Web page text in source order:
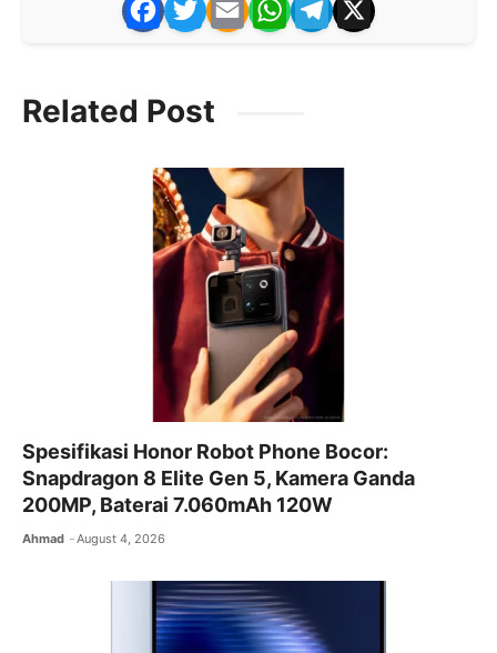
F
a
e
T
w
er
E
m
l
W
h
p
p
T
el
m
X
Related Post
Spesifikasi Honor Robot Phone Bocor:
Snapdragon 8 Elite Gen 5, Kamera Ganda
200MP, Baterai 7.060mAh 120W
Ahmad August 4, 2026